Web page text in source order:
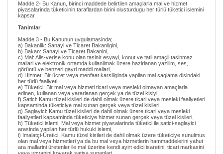
Madde 2- Bu Kanun, birinci maddede belirtilen amaçlarla mal ve hizmet
piyasalarinda tüketicinin taraflardan birini olusturdugu her türlü tüketici islemini
kapsar.
Tanimlar
Madde 3 - Bu Kanunun uygulamasinda;
a) Bakanlik: Sanayi ve Ticaret Bakanligini,
b) Bakan: Sanayi ve Ticaret Bakanini,
c) Mal: Alis-verise konu olan tasinir esyayi, konut ve tatil amaçli tasinmaz
mallari ve elektronik ortamda kullanilmak üzere hazirlanan yazilim, ses,
görüntü ve benzeri gayri maddi mallari,
d) Hizmet: Bir ücret veya menfaat karsiliginda yapilan mal saglama disindaki
her türlü faaliyeti,
e) Tüketici: Bir mal veya hizmeti ticari veya mesleki olmayan amaçlarla
edinen, kullanan veya yararlanan gerçek ya da tüzel kisiyi,
f) Satici: Kamu tüzel kisileri de dahil olmak üzere ticari veya mesleki faaliyetleri
kapsaminda tüketiciye mal sunan gerçek veya tüzel kisileri,
g) Saglayici: Kamu tüzel kisileri de dahil olmak üzere ticari veya mesleki
faaliyetleri kapsaminda tüketiciye hizmet sunan gerçek veya tüzel kisileri,
h) Tüketici islemi: Mal veya hizmet piyasalarinda tüketici ile satici-saglayici
arasinda yapilan her türlü hukuki islemi,
i) Imalatçi-Üretici: Kamu tüzel kisileri de dahil olmak üzere tüketiciye sunulmus
olan mal veya hizmetleri ya da bu mal veya hizmetlerin hammaddelerini yahut
ara mallarini üretenler ile mal üzerine kendi ayirt edici isaretini, ticari markasini